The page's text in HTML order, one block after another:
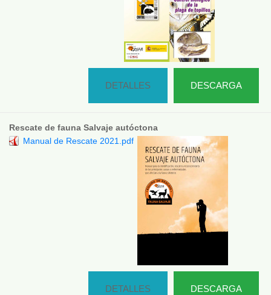
DESCARGA
DETALLES
Rescate de fauna Salvaje autóctona
Manual de Rescate 2021.pdf
DESCARGA
DETALLES